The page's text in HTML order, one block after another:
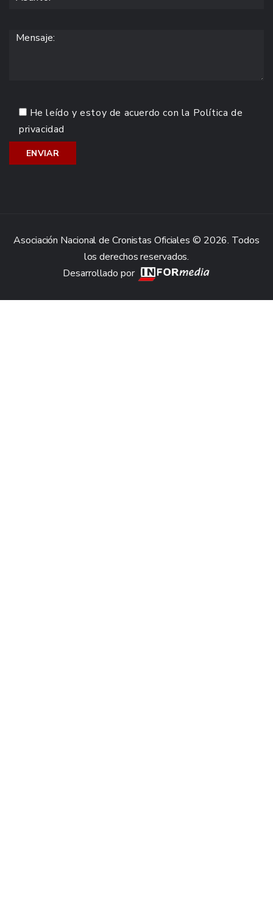
He leído y estoy de acuerdo con la Política de
privacidad
Asociación Nacional de Cronistas Oficiales © 2026. Todos
los derechos reservados.
Desarrollado por